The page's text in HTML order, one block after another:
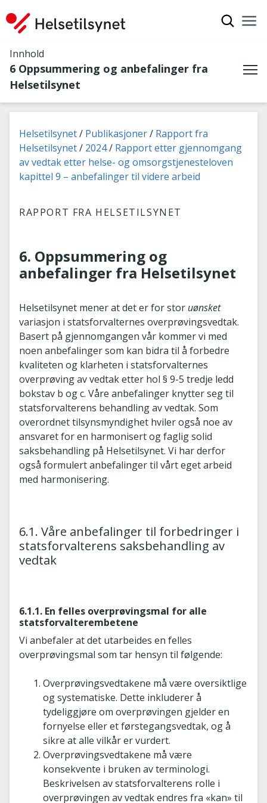
Innhold
6 Oppsummering og anbefalinger fra
Helsetilsynet
Du er her:
Helsetilsynet Publikasjoner
Rapport fra
Helsetilsynet
2024
Rapport etter gjennomgang
av vedtak etter helse- og omsorgstjenesteloven
kapittel 9 – anbefalinger til videre arbeid
RAPPORT FRA HELSETILSYNET
6. Oppsummering og
anbefalinger fra Helsetilsynet
Helsetilsynet mener at det er for stor uønsket
variasjon i statsforvalternes overprøvingsvedtak.
Basert på gjennomgangen vår kommer vi med
noen anbefalinger som kan bidra til å forbedre
kvaliteten og klarheten i statsforvalternes
overprøving av vedtak etter hol § 9-5 tredje ledd
bokstav b og c. Våre anbefalinger knytter seg til
statsforvalterens behandling av vedtak. Som
overordnet tilsynsmyndighet hviler også noe av
ansvaret for en harmonisert og faglig solid
saksbehandling på Helsetilsynet. Vi har derfor
også formulert anbefalinger til vårt eget arbeid
med harmonisering.
6.1. Våre anbefalinger til forbedringer i
statsforvalterens saksbehandling av
vedtak
6.1.1. En felles overprøvingsmal for alle
statsforvalterembetene
Vi anbefaler at det utarbeides en felles
overprøvingsmal som tar hensyn til følgende:
Overprøvingsvedtakene må være oversiktlige
og systematiske. Dette inkluderer å
tydeliggjøre om overprøvingen gjelder en
fornyelse eller et førstegangsvedtak, og å
sikre at alle vilkår er vurdert.
Overprøvingsvedtakene må være
konsekvente i bruken av terminologi.
Beskrivelsen av statsforvalterens rolle i
overprøvingen av vedtak endres fra «kan» til